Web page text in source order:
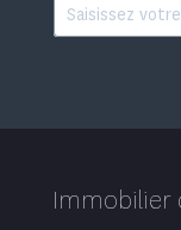
domaine privé